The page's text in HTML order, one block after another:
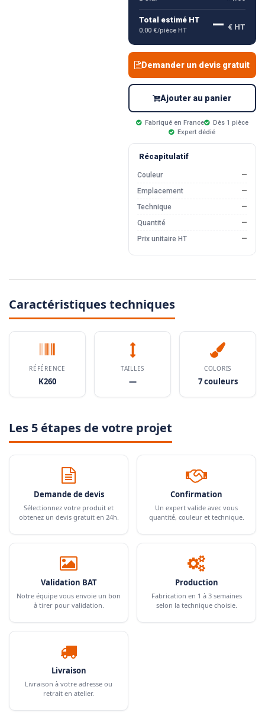
Total estimé HT
0.00 €/pièce HT — € HT
Demander un devis gratuit
Ajouter au panier
Fabriqué en France
Dès 1 pièce
Expert dédié
Récapitulatif
Couleur
—
Emplacement
—
Technique
—
Quantité
—
Prix unitaire HT
—
Caractéristiques techniques
RÉFÉRENCE
K260
TAILLES
—
COLORIS
7 couleurs
Les 5 étapes de votre projet
Demande de devis
Sélectionnez votre produit et
obtenez un devis gratuit en 24h.
Confirmation
Un expert valide avec vous
quantité, couleur et technique.
Validation BAT
Notre équipe vous envoie un bon
à tirer pour validation.
Production
Fabrication en 1 à 3 semaines
selon la technique choisie.
Livraison
Livraison à votre adresse ou
retrait en atelier.